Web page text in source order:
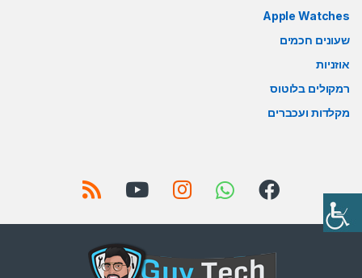
Apple Watches
שעונים חכמים
אוזניות
רמקולים בלוטוס
מקלדות ועכברים